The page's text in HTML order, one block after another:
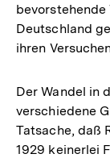
bevorstehende
Deutschland
ihren
Der Wandel in
verschiedene
Tatsache, daß
1929 keinerlei